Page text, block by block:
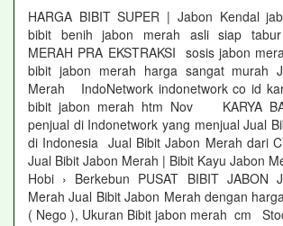
HARGA BIBIT SUPER | Jabon Kendal
bibit benih jabon merah asli siap tabur
MERAH PRA EKSTRAKSI sosis jabon
bibit jabon merah harga sangat murah
Merah IndoNetwork indonetwork co id
bibit jabon merah htm Nov KARYA
penjual di Indonetwork yang menjual Jual
di Indonesia Jual Bibit Jabon Merah dari
Jual Bibit Jabon Merah | Bibit Kayu Jabon
Hobi › Berkebun PUSAT BIBIT JABON
Merah Jual Bibit Jabon Merah dengan
( Nego ), Ukuran Bibit jabon merah cm